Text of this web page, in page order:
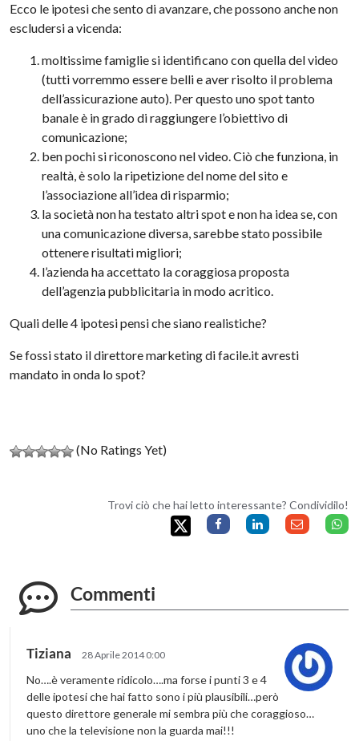
Ecco le ipotesi che sento di avanzare, che possono anche non
escludersi a vicenda:
moltissime famiglie si identificano con quella del video
(tutti vorremmo essere belli e aver risolto il problema
dell’assicurazione auto). Per questo uno spot tanto
banale è in grado di raggiungere l’obiettivo di
comunicazione;
ben pochi si riconoscono nel video. Ciò che funziona, in
realtà, è solo la ripetizione del nome del sito e
l’associazione all’idea di risparmio;
la società non ha testato altri spot e non ha idea se, con
una comunicazione diversa, sarebbe stato possibile
ottenere risultati migliori;
l’azienda ha accettato la coraggiosa proposta
dell’agenzia pubblicitaria in modo acritico.
Quali delle 4 ipotesi pensi che siano realistiche?
Se fossi stato il direttore marketing di facile.it avresti
mandato in onda lo spot?
(No Ratings Yet)
Trovi ciò che hai letto interessante? Condividilo!
Commenti
Tiziana 28 Aprile 2014 0:00
No….è veramente ridicolo….ma forse i punti 3 e 4
delle ipotesi che hai fatto sono i più plausibili…però
questo direttore generale mi sembra più che coraggioso…
uno che la televisione non la guarda mai!!!